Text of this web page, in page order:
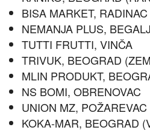
BISA MARKET, RADINAC
NEMANJA PLUS,
TUTTI FRUTTI, VINČA
TRIVUK, BEOGRAD
MLIN PRODUKT,
NS BOMI, OBRENOVAC
UNION MZ, POŽAREVAC
KOKA-MAR, BEOGRAD